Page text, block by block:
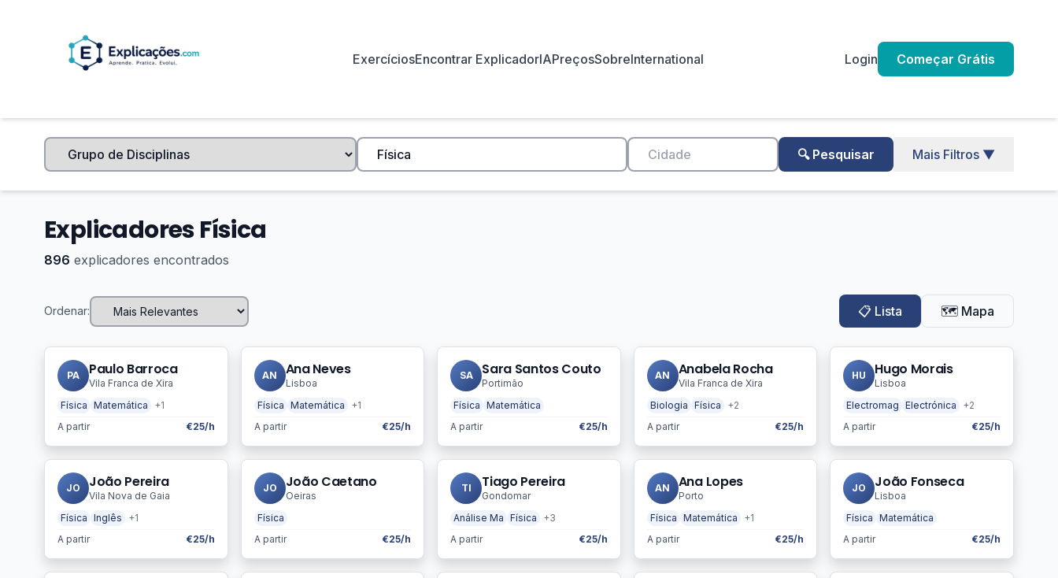
ExercíciosEncontrar ExplicadorIAPreçosSobreInternational Login Começar Grátis
🔍 Pesquisar Mais Filtros ▼
Explicadores Física
896 explicadores encontrados
Ordenar: 📋 Lista 🗺️ Mapa
PA Paulo Barroca
Vila Franca de Xira
Física Matemática
+1
A partir
€25/h
AN Ana Neves
Lisboa
Física Matemática
+1
A partir
€25/h
SA Sara Santos Couto
Portimão
Física
Matemática
A partir
€25/h
AN Anabela Rocha
Vila Franca de Xira
Biologia Física
+2
A partir
€25/h
HU Hugo Morais
Lisboa
Electromag
Electrónica
+2
A partir
€25/h
JO João Pereira
Vila Nova de Gaia
Física Inglês
+1
A partir
€25/h
JO João Caetano
Oeiras
Física
A partir
€25/h
TI Tiago Pereira
Gondomar
Análise Ma
Física
+3
A partir
€25/h
AN Ana Lopes
Porto
Física Matemática
+1
A partir
€25/h
JO João Fonseca
Lisboa
Física
Matemática
A partir
€25/h